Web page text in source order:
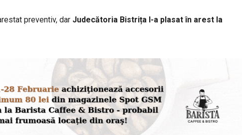
preventiv, dar Judecătoria Bistrița l-a plasat în arest la